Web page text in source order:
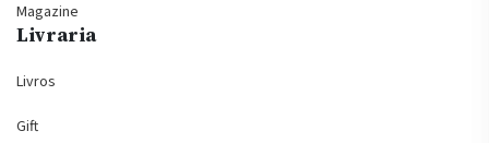
Magazine
Livraria
Livros
Gift